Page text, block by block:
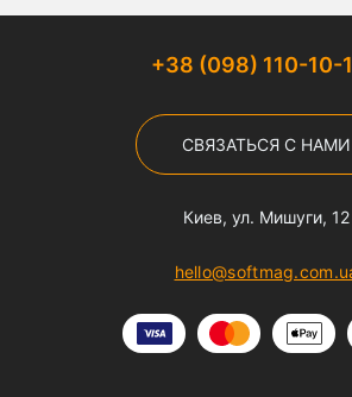
+38 (098) 110-10-
СВЯЗАТЬСЯ С НАМИ
Киев, ул. Мишуги, 12